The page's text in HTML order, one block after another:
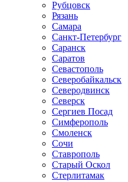
Рубцовск
Рязань
Самара
Санкт-Петербург
Саранск
Саратов
Севастополь
Северобайкальск
Северодвинск
Северск
Сергиев Посад
Симферополь
Смоленск
Сочи
Ставрополь
Старый Оскол
Стерлитамак